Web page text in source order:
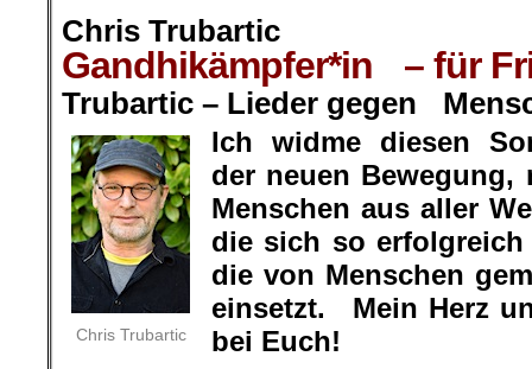
Chris Trubartic
Gandhikämpfer*in – für
Trubartic – Lieder gegen
Chris Trubartic
Ich widme diesen
der neuen
Menschen aus aller
die sich so
die von Menschen
einsetzt. Mein Herz
bei Euch!